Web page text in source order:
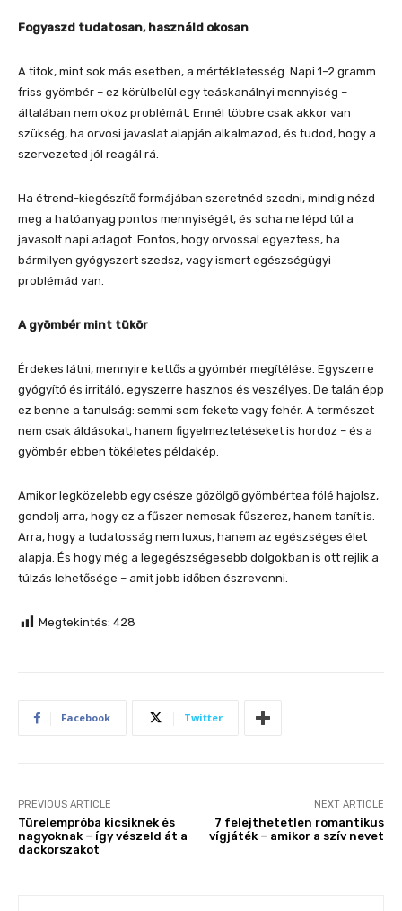
Fogyaszd tudatosan, használd okosan
A titok, mint sok más esetben, a mértékletesség. Napi 1–2 gramm
friss gyömbér – ez körülbelül egy teáskanálnyi mennyiség –
általában nem okoz problémát. Ennél többre csak akkor van
szükség, ha orvosi javaslat alapján alkalmazod, és tudod, hogy a
szervezeted jól reagál rá.
Ha étrend-kiegészítő formájában szeretnéd szedni, mindig nézd
meg a hatóanyag pontos mennyiségét, és soha ne lépd túl a
javasolt napi adagot. Fontos, hogy orvossal egyeztess, ha
bármilyen gyógyszert szedsz, vagy ismert egészségügyi
problémád van.
A gyömbér mint tükör
Érdekes látni, mennyire kettős a gyömbér megítélése. Egyszerre
gyógyító és irritáló, egyszerre hasznos és veszélyes. De talán épp
ez benne a tanulság: semmi sem fekete vagy fehér. A természet
nem csak áldásokat, hanem figyelmeztetéseket is hordoz – és a
gyömbér ebben tökéletes példakép.
Amikor legközelebb egy csésze gőzölgő gyömbértea fölé hajolsz,
gondolj arra, hogy ez a fűszer nemcsak fűszerez, hanem tanít is.
Arra, hogy a tudatosság nem luxus, hanem az egészséges élet
alapja. És hogy még a legegészségesebb dolgokban is ott rejlik a
túlzás lehetősége – amit jobb időben észrevenni.
Megtekintés: 428
Facebook Twitter
PREVIOUS ARTICLE
Türelempróba kicsiknek és
nagyoknak – így vészeld át a
dackorszakot
NEXT ARTICLE
7 felejthetetlen romantikus
vígjáték – amikor a szív nevet